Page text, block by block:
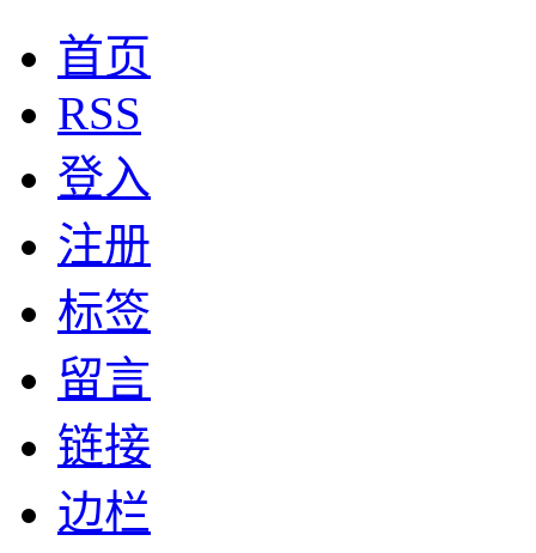
首页
RSS
登入
注册
标签
留言
链接
边栏